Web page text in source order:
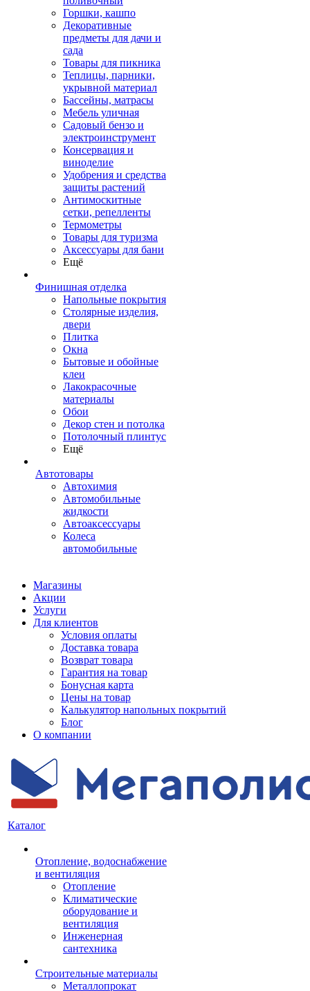
Горшки, кашпо
Декоративные
предметы для дачи и
сада
Товары для пикника
Теплицы, парники,
укрывной материал
Бассейны, матрасы
Мебель уличная
Садовый бензо и
электроинструмент
Консервация и
виноделие
Удобрения и средства
защиты растений
Антимоскитные
сетки, репелленты
Термометры
Товары для туризма
Аксессуары для бани
Ещё
Финишная отделка
Напольные покрытия
Столярные изделия,
двери
Плитка
Окна
Бытовые и обойные
клеи
Лакокрасочные
материалы
Обои
Декор стен и потолка
Потолочный плинтус
Ещё
Автотовары
Автохимия
Автомобильные
жидкости
Автоаксессуары
Колеса
автомобильные
Магазины
Акции
Услуги
Для клиентов
Условия оплаты
Доставка товара
Возврат товара
Гарантия на товар
Бонусная карта
Цены на товар
Калькулятор напольных покрытий
Блог
О компании
Каталог
Отопление, водоснабжение
и вентиляция
Отопление
Климатические
оборудование и
вентиляция
Инженерная
сантехника
Строительные материалы
Металлопрокат